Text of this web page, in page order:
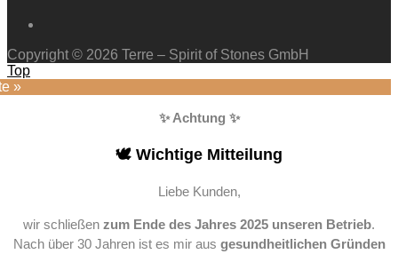
Copyright © 2026 Terre – Spirit of Stones GmbH
Top
»
✨ Achtung ✨
🕊️ Wichtige Mitteilung
Liebe Kunden,
wir schließen zum Ende des Jahres 2025 unseren Betrieb.
Nach über 30 Jahren ist es mir aus gesundheitlichen Gründen